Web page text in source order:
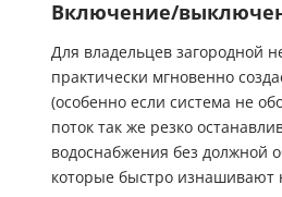
Включение/
Для владельцев загородной
практически мгновенно
(особенно если система не
поток так же резко
водоснабжения без должной
которые быстро изнашивают